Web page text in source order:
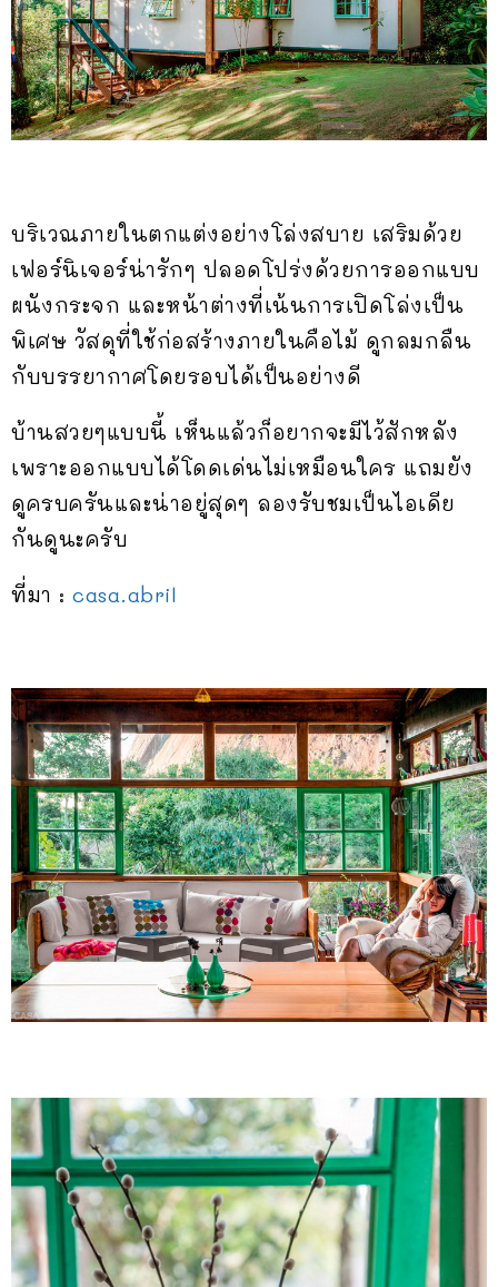
บริเวณภายในตกแต่งอย่างโล่งสบาย เสริมด้วย
เฟอร์นิเจอร์น่ารักๆ ปลอดโปร่งด้วยการออกแบบ
ผนังกระจก และหน้าต่างที่เน้นการเปิดโล่งเป็น
พิเศษ วัสดุที่ใช้ก่อสร้างภายในคือไม้ ดูกลมกลืน
กับบรรยากาศโดยรอบได้เป็นอย่างดี
บ้านสวยๆแบบนี้ เห็นแล้วก็อยากจะมีไว้สักหลัง
เพราะออกแบบได้โดดเด่นไม่เหมือนใคร แถมยัง
ดูครบครันและน่าอยู่สุดๆ ลองรับชมเป็นไอเดีย
กันดูนะครับ
ที่มา : casa.abril